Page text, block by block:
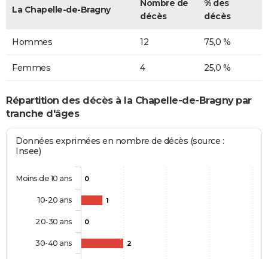
La Chapelle-de-Bragny
Nombre de
décès
% des
décès
Hommes 12 75,0 %
Femmes 4 25,0 %
Répartition des décès à la Chapelle-de-Bragny par
tranche d'âges
Données exprimées en nombre de décès (source :
Insee)
0
1
0
2
Moins de 10 ans
10-20 ans
20-30 ans
30-40 ans